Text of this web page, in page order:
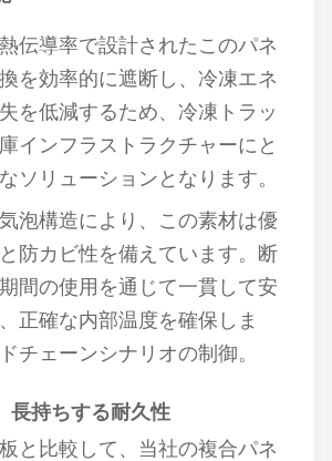
伝導率で設計されたこのパネ
を効率的に遮断し、冷凍エネ
を低減するため、冷凍トラッ
インフラストラクチャーにと
ソリューションとなります。
泡構造により、この素材は優
防カビ性を備えています。断
間の使用を通じて一貫して安
正確な内部温度を確保しま
チェーンシナリオの制御。
長持ちする耐久性
と比較して、当社の複合パネ